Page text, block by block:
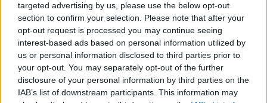
targeted advertising by us, please use the below opt-out
section to confirm your selection. Please note that after your
opt-out request is processed you may continue seeing
interest-based ads based on personal information utilized by
us or personal information disclosed to third parties prior to
your opt-out. You may separately opt-out of the further
disclosure of your personal information by third parties on the
IAB’s list of downstream participants. This information may
i nie ma dla niego wyższej wartości niż właśnie
ojczyzna. Określa ją wręcz jako świętą ziemię
rodzinną.
Naród podmiotu lirycznego przetrwał przez wiele
trudnych wydarzeń, walk, śmierci, okresów